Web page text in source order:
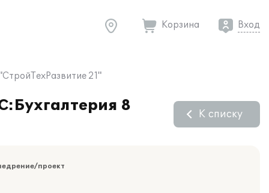
Корзина Вход
21"
8
К списку
проект